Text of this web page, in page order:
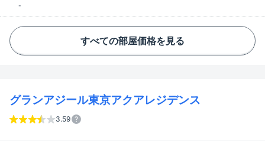
-
すべての部屋価格を見る
グランアジール東京アクアレジデンス
3.59